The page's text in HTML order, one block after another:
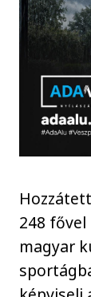
248
magyar